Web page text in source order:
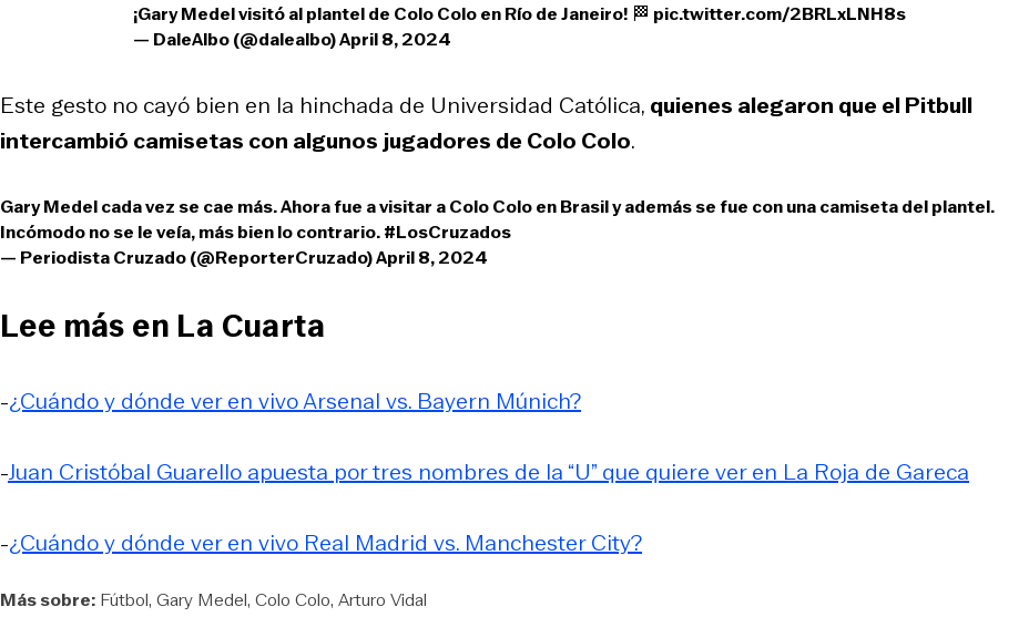
¡Gary Medel visitó al plantel de Colo Colo en Río de Janeiro! 🏁 pic.twitter.com/2BRLxLNH8s
— DaleAlbo (@dalealbo)April 8, 2024
Este gesto no cayó bien en la hinchada de Universidad Católica, quienes alegaron que el Pitbull
intercambió camisetas con algunos jugadores de Colo Colo.
Gary Medel cada vez se cae más. Ahora fue a visitar a Colo Colo en Brasil y además se fue con una camiseta del plantel.
Incómodo no se le veía, más bien lo contrario.#LosCruzados
— Periodista Cruzado (@ReporterCruzado)April 8, 2024
Lee más en La Cuarta
-¿Cuándo y dónde ver en vivo Arsenal vs. Bayern Múnich?
-Juan Cristóbal Guarello apuesta por tres nombres de la “U” que quiere ver en La Roja de Gareca
-¿Cuándo y dónde ver en vivo Real Madrid vs. Manchester City?
Más sobre: Fútbol Gary Medel Colo Colo Arturo Vidal